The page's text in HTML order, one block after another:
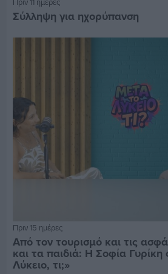
Σύλληψη για ηχορύπανση
Πριν 15 ημέρες
Από τον τουρισμό και τις
και τα παιδιά: Η Σοφία
Λύκειο, τι;»